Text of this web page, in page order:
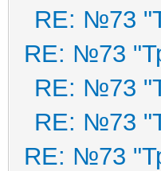
RE: №73
RE: №73
RE: №73
RE: №73
RE: №73